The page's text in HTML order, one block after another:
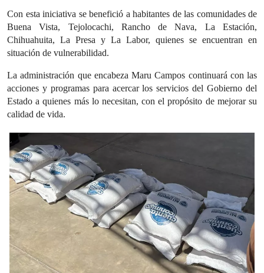
Con esta iniciativa se benefició a habitantes de las comunidades de
Buena Vista, Tejolocachi, Rancho de Nava, La Estación,
Chihuahuita, La Presa y La Labor, quienes se encuentran en
situación de vulnerabilidad.
La administración que encabeza Maru Campos continuará con las
acciones y programas para acercar los servicios del Gobierno del
Estado a quienes más lo necesitan, con el propósito de mejorar su
calidad de vida.